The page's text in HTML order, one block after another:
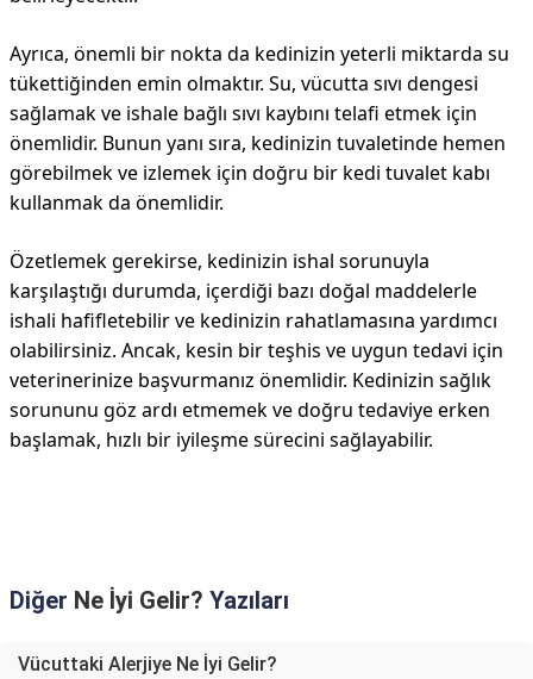
Ayrıca, önemli bir nokta da kedinizin yeterli miktarda su
tükettiğinden emin olmaktır. Su, vücutta sıvı dengesi
sağlamak ve ishale bağlı sıvı kaybını telafi etmek için
önemlidir. Bunun yanı sıra, kedinizin tuvaletinde hemen
görebilmek ve izlemek için doğru bir kedi tuvalet kabı
kullanmak da önemlidir.
Özetlemek gerekirse, kedinizin ishal sorunuyla
karşılaştığı durumda, içerdiği bazı doğal maddelerle
ishali hafifletebilir ve kedinizin rahatlamasına yardımcı
olabilirsiniz. Ancak, kesin bir teşhis ve uygun tedavi için
veterinerinize başvurmanız önemlidir. Kedinizin sağlık
sorununu göz ardı etmemek ve doğru tedaviye erken
başlamak, hızlı bir iyileşme sürecini sağlayabilir.
Diğer Ne İyi Gelir? Yazıları
Vücuttaki Alerjiye Ne İyi Gelir?